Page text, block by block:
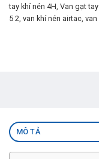
tay khí nén 4H, Van gạt
5 2, van khí nén airtac, van
MÔ TẢ